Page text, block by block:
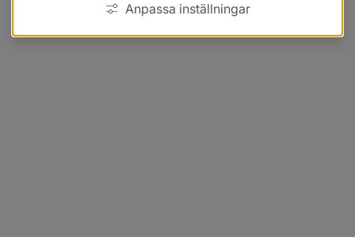
Anpassa inställningar